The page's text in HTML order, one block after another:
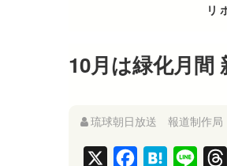
リ
10月は緑化月間
琉球朝日放送 報道制作局
H